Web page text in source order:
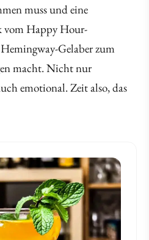
muss und eine
vom Happy Hour-
Gelaber zum
macht. Nicht nur
emotional. Zeit also, das